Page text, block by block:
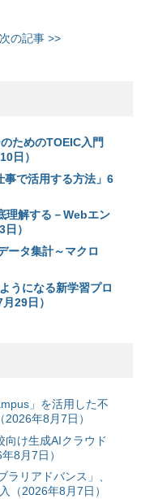
次の記事 >>
ためのTOEIC入門
日）
で活用する方法」6
理解する－Webエン
）
ータ集計～マクロ
うになる新学習プロ
29日）
」を活用した不
年8月7日）
向け生成AIクラウド
8月7日）
リアドバンス」、
（2026年8月7日）